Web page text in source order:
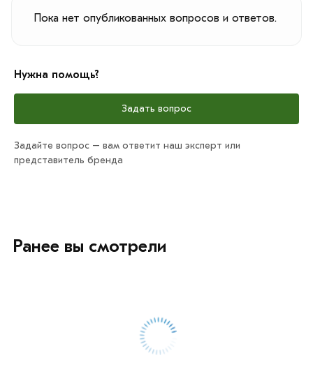
Пока нет опубликованных вопросов и ответов.
Нужна помощь?
Задать вопрос
Задайте вопрос – вам ответит наш эксперт или
представитель бренда
Ранее вы смотрели